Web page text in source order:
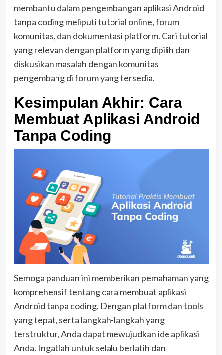
membantu dalam pengembangan aplikasi Android
tanpa coding meliputi tutorial online, forum
komunitas, dan dokumentasi platform. Cari tutorial
yang relevan dengan platform yang dipilih dan
diskusikan masalah dengan komunitas
pengembang di forum yang tersedia.
Kesimpulan Akhir: Cara
Membuat Aplikasi Android
Tanpa Coding
Semoga panduan ini memberikan pemahaman yang
komprehensif tentang cara membuat aplikasi
Android tanpa coding. Dengan platform dan tools
yang tepat, serta langkah-langkah yang
terstruktur, Anda dapat mewujudkan ide aplikasi
Anda. Ingatlah untuk selalu berlatih dan